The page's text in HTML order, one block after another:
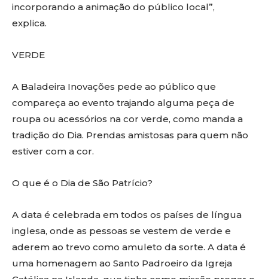
incorporando a animação do público local”,
explica.
VERDE
A Baladeira Inovações pede ao público que
compareça ao evento trajando alguma peça de
roupa ou acessórios na cor verde, como manda a
tradição do Dia. Prendas amistosas para quem não
estiver com a cor.
O que é o Dia de São Patrício?
A data é celebrada em todos os países de língua
inglesa, onde as pessoas se vestem de verde e
aderem ao trevo como amuleto da sorte. A data é
uma homenagem ao Santo Padroeiro da Igreja